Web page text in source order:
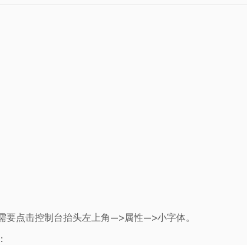
要点击控制台抬头左上角—>属性—>小字体。